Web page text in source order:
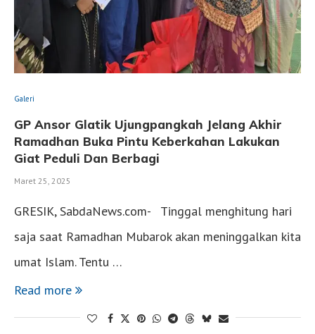
Galeri
GP Ansor Glatik Ujungpangkah Jelang Akhir
Ramadhan Buka Pintu Keberkahan Lakukan
Giat Peduli Dan Berbagi
Maret 25, 2025
GRESIK, SabdaNews.com- Tinggal menghitung hari
saja saat Ramadhan Mubarok akan meninggalkan kita
umat Islam. Tentu …
Read more